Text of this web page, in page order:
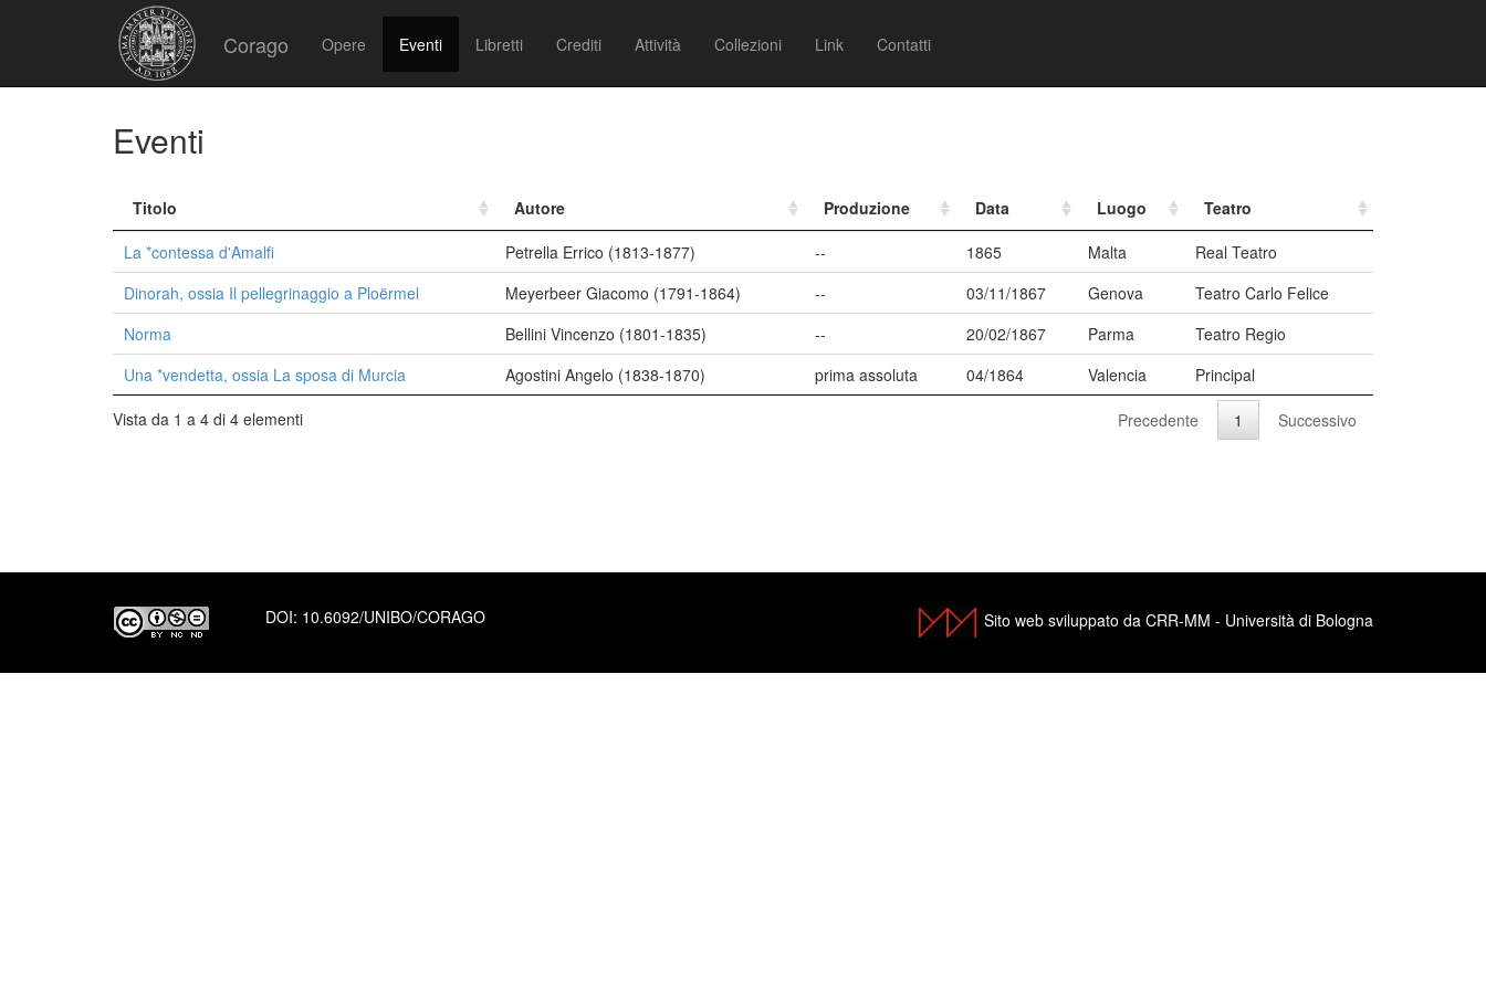
Corago Opere Eventi Libretti Crediti Attività Collezioni Link Contatti
Eventi
Titolo Autore Produzione Data Luogo
Teatro
La *contessa d'Amalfi
Petrella Errico (1813-1877) -- 1865 Malta
Real Teatro
Dinorah, ossia Il pellegrinaggio a Ploërmel
Meyerbeer Giacomo (1791-1864) -- 03/11/1867 Genova
Teatro Carlo Felice
Norma
Bellini Vincenzo (1801-1835) -- 20/02/1867 Parma
Teatro Regio
Una *vendetta, ossia La sposa di Murcia
Agostini Angelo (1838-1870) prima assoluta 04/1864 Valencia
Principal
Vista da 1 a 4 di 4 elementi
Precedente 1 Successivo
DOI: 10.6092/UNIBO/CORAGO Sito web sviluppato da CRR-MM - Università di Bologna